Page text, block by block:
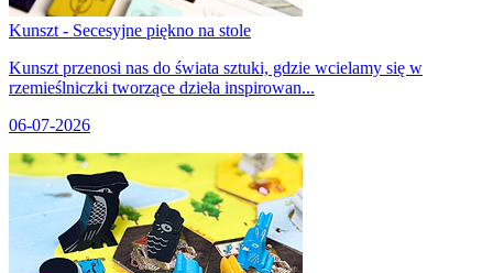
Kunszt - Secesyjne piękno na stole
Kunszt przenosi nas do świata sztuki, gdzie wcielamy się w
rzemieślniczki tworzące dzieła inspirowan...
06-07-2026